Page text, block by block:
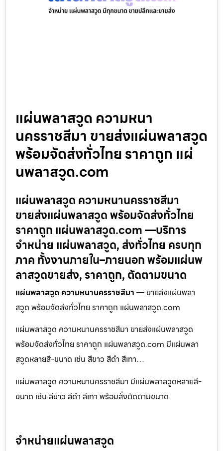
แผ่นพลาสวูด ความหนา
นครราชสีมา ขายส่งแผ่นพลาสวูด
พร้อมจัดส่งทั่วไทย ราคาถูก แผ่
นพลาสวูด.com
แผ่นพลาสวูด ความหนานครราชสีมา
ขายส่งแผ่นพลาสวูด พร้อมจัดส่งทั่วไทย
ราคาถูก แผ่นพลาสวูด.com —บริการ
จำหน่าย แผ่นพลาสวูด, ส่งทั่วไทย ครบทุก
ภาค ทั้งงานภายใน–ภายนอก พร้อมแผ่นพ
ลาสวูดขายส่ง, ราคาถูก, ตัดตามขนาด
แผ่นพลาสวูด ความหนานครราชสีมา — ขายส่งแผ่นพลา
สวูด พร้อมจัดส่งทั่วไทย ราคาถูก แผ่นพลาสวูด.com
แผ่นพลาสวูด ความหนานครราชสีมา ขายส่งแผ่นพลาสวูด
พร้อมจัดส่งทั่วไทย ราคาถูก แผ่นพลาสวูด.com มีแผ่นพลา
สวูดหลายสี-ขนาด เช่น สีขาว สีดำ สีเทา…
แผ่นพลาสวูด ความหนานครราชสีมา มีแผ่นพลาสวูดหลายสี-
ขนาด เช่น สีขาว สีดำ สีเทา พร้อมสั่งตัดตามขนาด
จำหน่ายแผ่นพลาสวูด